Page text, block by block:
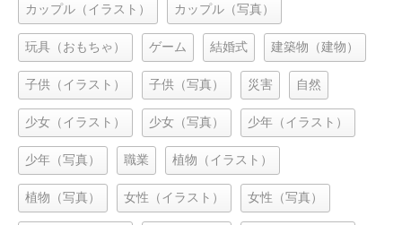
カップル（イラスト） カップル（写真）
玩具（おもちゃ） ゲーム 結婚式 建築物（建物）
子供（イラスト） 子供（写真） 災害 自然
少女（イラスト） 少女（写真） 少年（イラスト）
少年（写真） 職業 植物（イラスト）
植物（写真） 女性（イラスト） 女性（写真）